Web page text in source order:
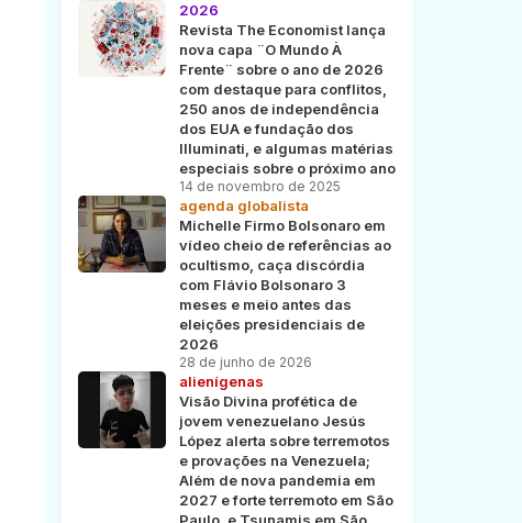
2026
Revista The Economist lança
nova capa ¨O Mundo À
Frente¨ sobre o ano de 2026
com destaque para conflitos,
250 anos de independência
dos EUA e fundação dos
Illuminati, e algumas matérias
especiais sobre o próximo ano
14 de novembro de 2025
agenda globalista
Michelle Firmo Bolsonaro em
vídeo cheio de referências ao
ocultismo, caça discórdia
com Flávio Bolsonaro 3
meses e meio antes das
eleições presidenciais de
2026
28 de junho de 2026
alienígenas
Visão Divina profética de
jovem venezuelano Jesús
López alerta sobre terremotos
e provações na Venezuela;
Além de nova pandemia em
2027 e forte terremoto em São